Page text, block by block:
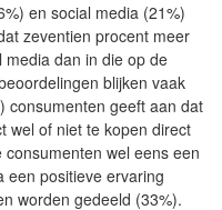
en social media (21%)
zeventien procent meer
dan in die op de
blijken vaak
consumenten geeft aan dat
wel of niet te kopen direct
wel eens een
een positieve ervaring
worden gedeeld (33%).